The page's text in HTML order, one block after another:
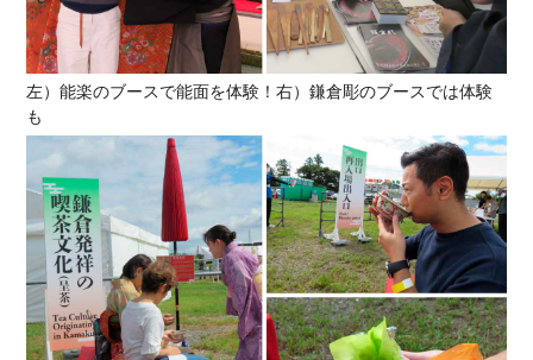
左）能楽のブースで能面を体験！右）鎌倉彫のブースでは体験
も